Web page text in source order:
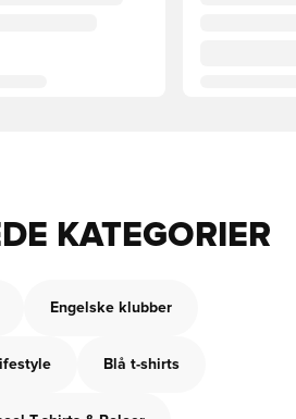
KATEGORIER
Engelske klubber
Blå t-shirts